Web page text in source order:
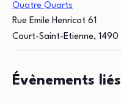
Quatre Quarts
Rue Emile Henricot 61
Court-Saint-Etienne, 1490
Évènements liés